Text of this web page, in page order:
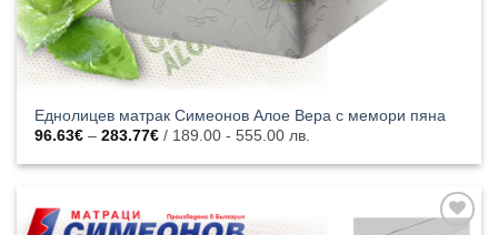
Еднолицев матрак Симеонов Алое Вера с мемори пяна
96.63€ – 283.77€Price
96.63€
/ 189.00 - 555.00 лв.